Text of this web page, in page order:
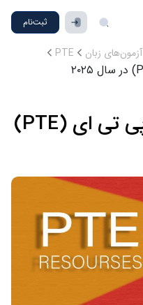
ثبت‌نام
آزمون‌های زبان PTE
بهترین منابع آزمون پی تی ای (PTE)